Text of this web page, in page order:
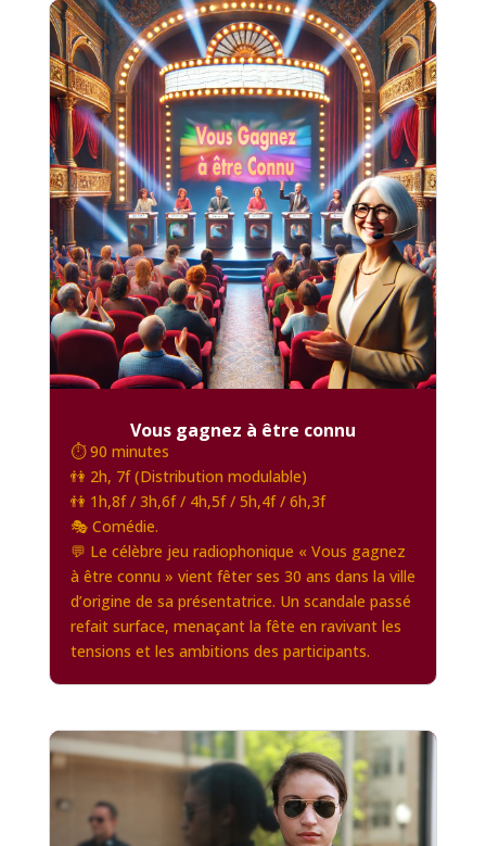
Vous gagnez à être connu
⏱️ 90 minutes
👫 2h, 7f (Distribution modulable)
👫 1h,8f / 3h,6f / 4h,5f / 5h,4f / 6h,3f
🎭 Comédie.
💬 Le célèbre jeu radiophonique « Vous gagnez
à être connu » vient fêter ses 30 ans dans la ville
d’origine de sa présentatrice. Un scandale passé
refait surface, menaçant la fête en ravivant les
tensions et les ambitions des participants.